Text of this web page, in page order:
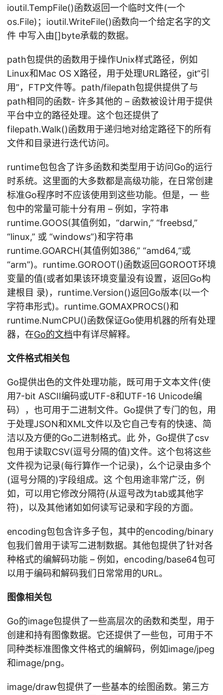
ioutil.TempFile()函数返回一个临时文件(一个
os.File)；ioutil.WriteFile()函数向一个给定名字的文
件 中写入由[]byte承载的数据。
path包提供的函数用于操作Unix样式路径，例如
Linux和Mac OS X路径，用于处理URL路径，git“引
用”，FTP文件等。path/filepath包提供提供了与
path相同的函数- 许多其他的 – 函数被设计用于提供
平台中立的路径处理。这个包还提供了
filepath.Walk()函数用于递归地对给定路径下的所有
文件和目录进行迭代访问。
runtime包包含了许多函数和类型用于访问Go的运行
时系统。这里面的大多数都是高级功能，在日常创建
标准Go程序时不应该使用到这些功能。但是，一 些
包中的常量可能十分有用 – 例如，字符串
runtime.GOOS(其值例如，“darwin,” “freebsd,”
“linux,” 或 “windows”)和字符串
runtime.GOARCH(其值例如386,” “amd64,“或
“arm”)。runtime.GOROOT()函数返回GOROOT环境
变量的值(或者如果该环境变量没有设置，返回Go构
建根目 录)，runtime.Version()返回Go版本(以一个
字符串形式)。runtime.GOMAXPROCS()和
runtime.NumCPU()函数保证Go使用机器的所有处理
器，在Go的文档中有详尽解释。
文件格式相关包
Go提供出色的文件处理功能，既可用于文本文件(使
用7-bit ASCII编码或UTF-8和UTF-16 Unicode编
码），也可用于二进制文件。Go提供了专门的包，用
于处理JSON和XML文件以及它自己专有的快速、简
洁以及方便的Go二进制格式。此 外，Go提供了csv
包用于读取CSV(逗号分隔的值)文件。这个包将这些
文件视为记录(每行算作一个记录)，么个记录由多个
(逗号分隔的)字段组成。这 个包用途非常广泛，例
如，可以用它修改分隔符(从逗号改为tab或其他字
符)，以及其他诸如如何读写记录和字段的方面。
encoding包包含许多子包，其中的encoding/binary
包我们曾用于读写二进制数据。其他包提供了针对各
种格式的编解码功能 – 例如，encoding/base64包可
以用于编码和解码我们日常常用的URL。
图像相关包
Go的image包提供了一些高层次的函数和类型，用于
创建和持有图像数据。它还提供了一些包，可用于不
同种类标准图像文件格式的编解码，例如image/jpeg
和image/png。
image/draw包提供了一些基本的绘图函数。第三方